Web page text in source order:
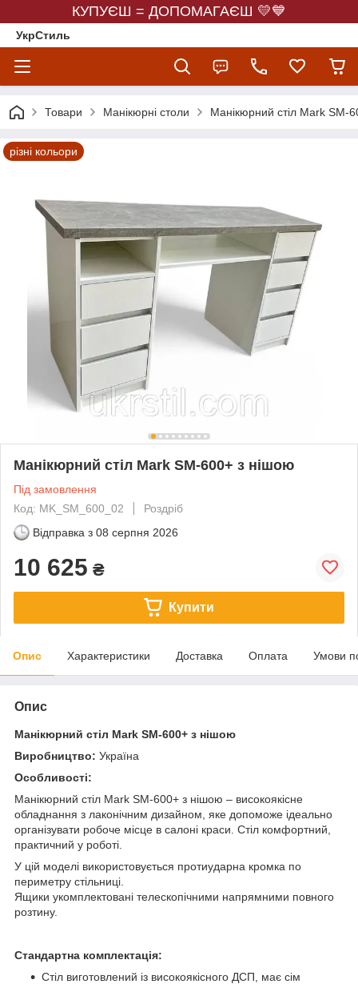
КУПУЄШ = ДОПОМАГАЄШ 💛💙
УкрСтиль
Товари Манікюрні столи Манікюрний стіл Mark SM-
різні кольори
Манікюрний стіл Mark SM-600+ з нішою
Під замовлення
Код: MK_SM_600_02
Роздріб
Відправка з 08 серпня 2026
10 625 ₴
Купити
Опис Характеристики Доставка Оплата Умови
Опис
Манікюрний стіл Mark SM-600+ з нішою
Виробництво: Україна
Особливості:
Манікюрний стіл Mark SM-600+ з нішою – високоякісне
обладнання з лаконічним дизайном, яке допоможе ідеально
організувати робоче місце в салоні краси. Стіл комфортний,
практичний у роботі.
У цій моделі використовується протиударна кромка по
периметру стільниці.
Ящики укомплектовані телескопічними напрямними повного
розтину.
Стандартна комплектація:
Стіл виготовлений із високоякісного ДСП, має сім